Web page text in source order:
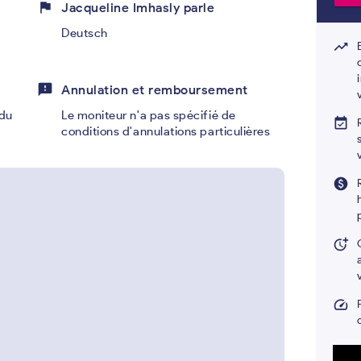
flag Jacqueline Imhasly parle
Deutsch
feedback Annulation et remboursement
Le moniteur n'a pas spécifié de
conditions d'annulations particulières
trending_up
event_available
paid
more_time
speed